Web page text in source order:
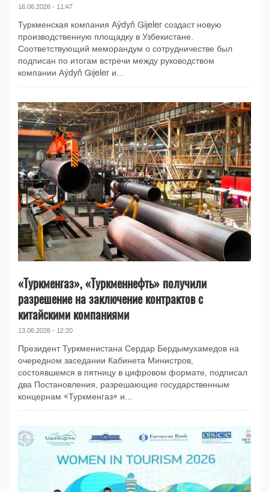
16.06.2026 - 11:47
Туркменская компания Aýdyň Gijeler создаст новую
производственную площадку в Узбекистане.
Соответствующий меморандум о сотрудничестве был
подписан по итогам встречи между руководством
компании Aýdyň Gijeler и...
«Туркменгаз», «Туркменнефть» получили
разрешение на заключение контрактов с
китайскими компаниями
13.06.2026 - 12:20
Президент Туркменистана Сердар Бердымухамедов на
очередном заседании Кабинета Министров,
состоявшемся в пятницу в цифровом формате, подписал
два Постановления, разрешающие государственным
концернам «Туркменгаз» и...